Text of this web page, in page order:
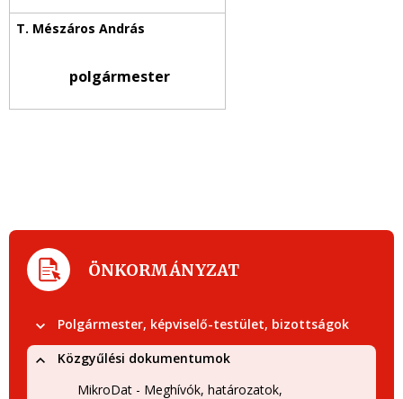
polgármester
ÖNKORMÁNYZAT
Polgármester, képviselő-testület, bizottságok
Közgyűlési dokumentumok
MikroDat - Meghívók, határozatok,